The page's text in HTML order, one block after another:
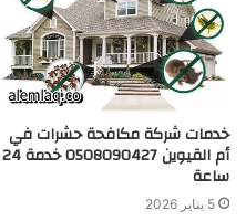
خدمات شركة مكافحة حشرات في
أم القيوين 0508090427 خدمة 24
ساعة
5 يناير 2026